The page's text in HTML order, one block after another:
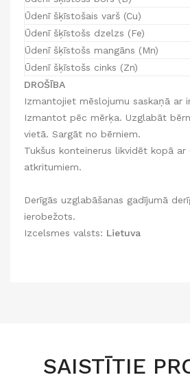
Ūdenī šķīstošais varš (Cu)
Ūdenī šķīstošs dzelzs (Fe)
Ūdenī šķīstošs mangāns (Mn)
Ūdenī šķīstošs cinks (Zn)
DROŠĪBA
Izmantojiet mēslojumu saskaņā ar
Izmantot pēc mērķa. Uzglabāt
vietā. Sargāt no bērniem.
Tukšus konteinerus likvidēt kopā ar
atkritumiem.
Derīgās uzglabāšanas gadījumā
ierobežots.
Izcelsmes valsts: Lietuva
SAISTĪTIE